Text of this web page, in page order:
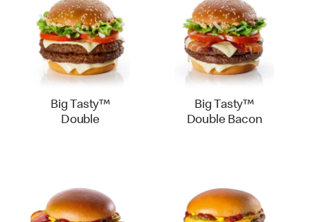
Big Tasty™
Double
Big Tasty™
Double Bacon